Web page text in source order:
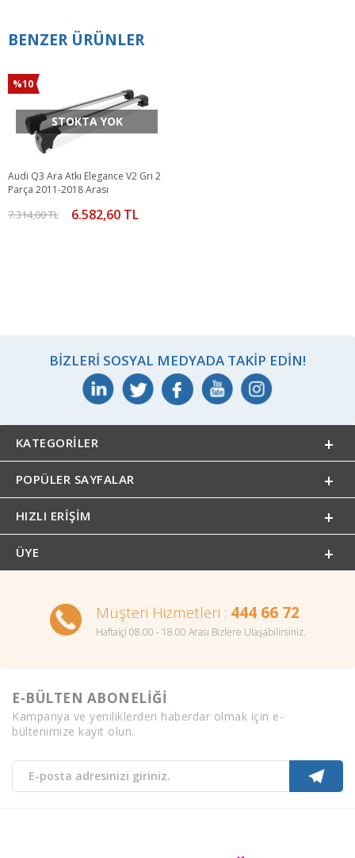
BENZER ÜRÜNLER
%10
STOKTA YOK
Audi Q3 Ara Atkı Elegance V2 Gri 2
Parça 2011-2018 Arası
7.314,00 TL 6.582,60 TL
BIZLERI SOSYAL MEDYADA TAKIP EDIN!
KATEGORILER
POPÜLER SAYFALAR
HIZLI ERIŞIM
ÜYE
Müşteri Hizmetleri : 444 66 72
Haftaiçi 08.00 - 18.00 Arası Bizlere Ulaşabilirsiniz.
E-BÜLTEN ABONELİĞİ
Kampanya ve yeniliklerden haberdar olmak için e-
bültenimize kayıt olun.